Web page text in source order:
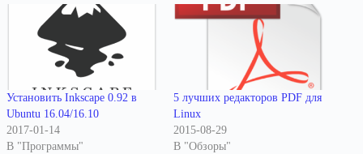
Установить Inkscape 0.92 в
Ubuntu 16.04/16.10
2017-01-14
В "Программы"
5 лучших редакторов PDF для
Linux
2015-08-29
В "Обзоры"